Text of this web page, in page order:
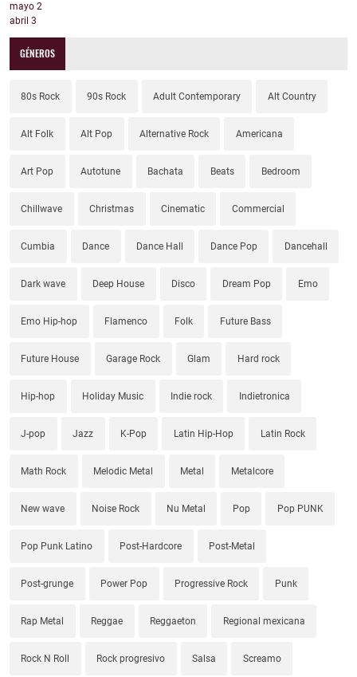
mayo 2
abril 3
GÉNEROS
80s Rock 90s Rock Adult Contemporary Alt Country
Alt Folk Alt Pop Alternative Rock Americana
Art Pop Autotune Bachata Beats Bedroom
Chillwave Christmas Cinematic Commercial
Cumbia Dance Dance Hall Dance Pop Dancehall
Dark wave Deep House Disco Dream Pop Emo
Emo Hip-hop Flamenco Folk Future Bass
Future House Garage Rock Glam Hard rock
Hip-hop Holiday Music Indie rock Indietronica
J-pop Jazz K-Pop Latin Hip-Hop Latin Rock
Math Rock Melodic Metal Metal Metalcore
New wave Noise Rock Nu Metal Pop Pop PUNK
Pop Punk Latino Post-Hardcore Post-Metal
Post-grunge Power Pop Progressive Rock Punk
Rap Metal Reggae Reggaeton Regional mexicana
Rock N Roll Rock progresivo Salsa Screamo